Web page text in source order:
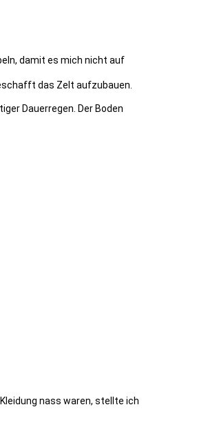
damit es mich nicht auf
das Zelt aufzubauen.
Dauerregen. Der Boden
nass waren, stellte ich